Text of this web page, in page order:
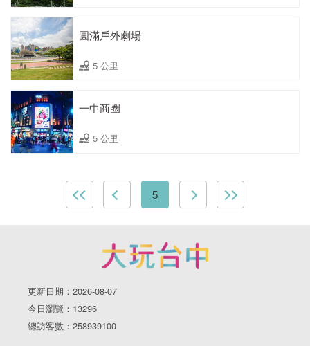
圓滿戶外劇場
5 公里
一中商圈
5 公里
5
更新日期：2026-08-07
今日瀏覽：13296
總訪客數：258939100